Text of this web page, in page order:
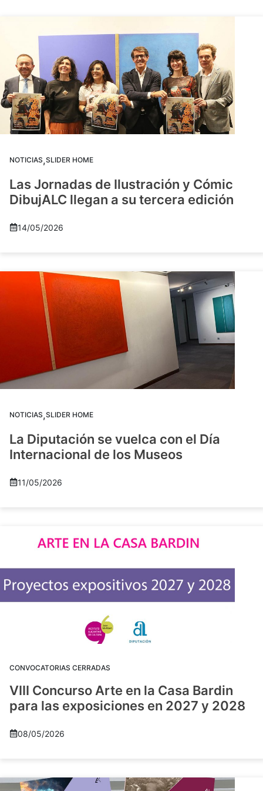
NOTICIAS,SLIDER HOME
Las Jornadas de Ilustración y Cómic
DibujALC llegan a su tercera edición
14/05/2026
NOTICIAS,SLIDER HOME
La Diputación se vuelca con el Día
Internacional de los Museos
11/05/2026
CONVOCATORIAS CERRADAS
VIII Concurso Arte en la Casa Bardin
para las exposiciones en 2027 y 2028
08/05/2026